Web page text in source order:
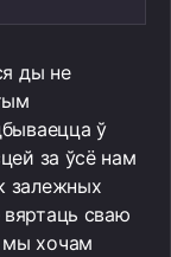
ды не
ў
за ўсё нам
залежных
сваю
мы хочам